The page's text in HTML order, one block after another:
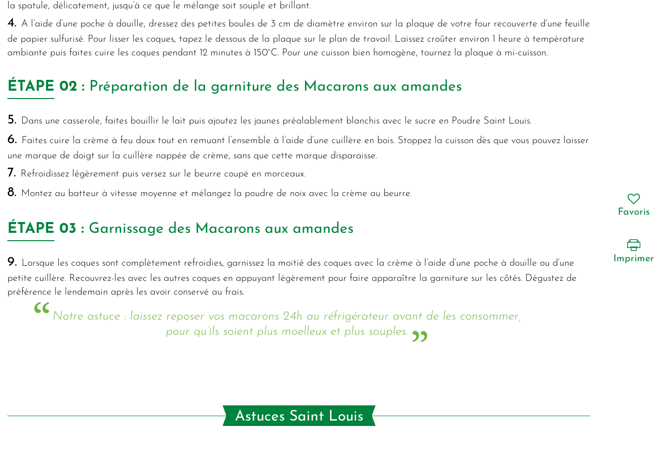
la spatule, délicatement, jusqu’à ce que le mélange soit souple et brillant.
4. A l’aide d’une poche à douille, dressez des petites boules de 3 cm de diamètre environ sur la plaque de votre four recouverte d’une feuille
de papier sulfurisé. Pour lisser les coques, tapez le dessous de la plaque sur le plan de travail. Laissez croûter environ 1 heure à température
ambiante puis faites cuire les coques pendant 12 minutes à 150°C. Pour une cuisson bien homogène, tournez la plaque à mi-cuisson.
ÉTAPE 02 : Préparation de la garniture des Macarons aux amandes
5. Dans une casserole, faites bouillir le lait puis ajoutez les jaunes préalablement blanchis avec le sucre en Poudre Saint Louis.
6. Faites cuire la crème à feu doux tout en remuant l’ensemble à l’aide d’une cuillère en bois. Stoppez la cuisson dès que vous pouvez laisser
une marque de doigt sur la cuillère nappée de crème, sans que cette marque disparaisse.
7. Refroidissez légèrement puis versez sur le beurre coupé en morceaux.
8. Montez au batteur à vitesse moyenne et mélangez la poudre de noix avec la crème au beurre.
ÉTAPE 03 : Garnissage des Macarons aux amandes
9. Lorsque les coques sont complètement refroidies, garnissez la moitié des coques avec la crème à l’aide d’une poche à douille ou d’une
petite cuillère. Recouvrez-les avec les autres coques en appuyant légèrement pour faire apparaître la garniture sur les côtés. Dégustez de
préférence le lendemain après les avoir conservé au frais.
Notre astuce : laissez reposer vos macarons 24h au réfrigérateur avant de les consommer,
pour qu’ils soient plus moelleux et plus souples.
Astuces Saint Louis
Favoris
Imprimer